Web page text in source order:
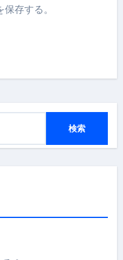
存する。